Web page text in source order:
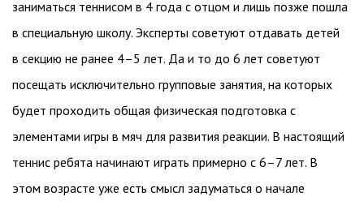
заниматься теннисом в 4 года с отцом и лишь позже пошла
в специальную школу. Эксперты советуют отдавать детей
в секцию не ранее 4–5 лет. Да и то до 6 лет советуют
посещать исключительно групповые занятия, на которых
будет проходить общая физическая подготовка с
элементами игры в мяч для развития реакции. В настоящий
теннис ребята начинают играть примерно с 6–7 лет. В
этом возрасте уже есть смысл задуматься о начале